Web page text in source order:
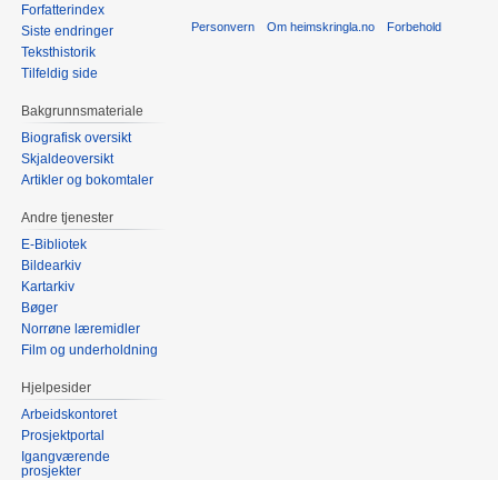
Forfatterindex
Siste endringer
Teksthistorik
Tilfeldig side
Bakgrunnsmateriale
Biografisk oversikt
Skjaldeoversikt
Artikler og bokomtaler
Andre tjenester
E-Bibliotek
Bildearkiv
Kartarkiv
Bøger
Norrøne læremidler
Film og underholdning
Hjelpesider
Arbeidskontoret
Prosjektportal
Igangværende
prosjekter
Personvern Om heimskringla.no Forbehold